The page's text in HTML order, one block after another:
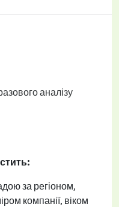
аналізу
за регіоном,
компанії, віком